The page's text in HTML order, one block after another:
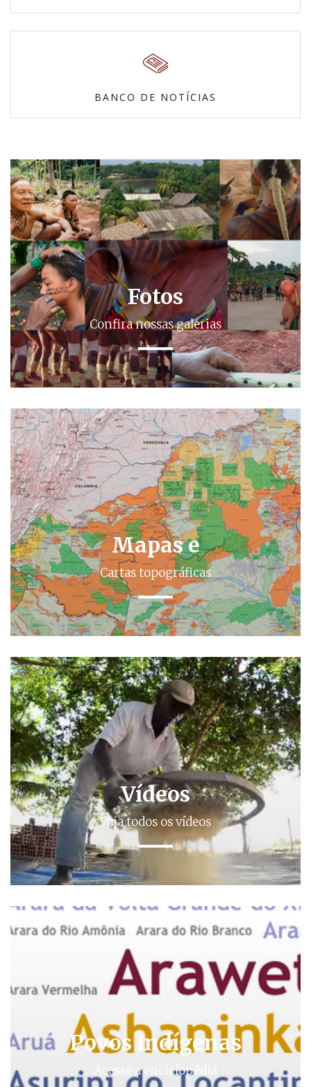
BANCO DE NOTÍCIAS
Fotos
Confira nossas galerias
Mapas e
Cartas topográficas
Vídeos
Veja todos os vídeos
Povos Indígenas
Acesse a enciclopédia